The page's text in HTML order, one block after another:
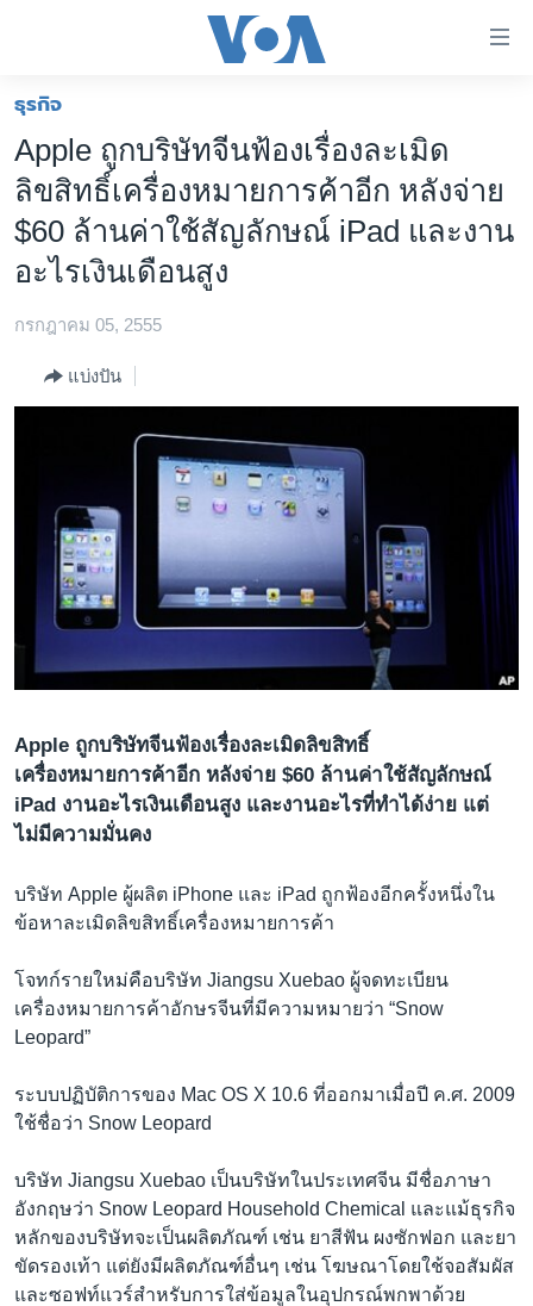
ต่อ
ข้าม
ไป
เนื้อหา
หลัก
ไป
ไป
หน้าหลัก
โลก
เอเชีย
สหรัฐฯ
ธุรกิจ
วิทยาศาสตร์
สังคมและสุขภาพ
ตรวจสอบข่าว
เรียนรู้ภาษาอังกฤษ
พอดคาสต์
เลือกภาษา
ธุรกิจ
Apple ถูกบริษัทจีนฟ้องเรื่องละเมิด
ลิขสิทธิ์เครื่องหมายการค้าอีก หลังจ่าย
$60 ล้านค่าใช้สัญลักษณ์ iPad และงาน
อะไรเงินเดือนสูง
กรกฎาคม 05, 2555
แบ่งปัน
Apple ถูกบริษัทจีนฟ้องเรื่องละเมิดลิขสิทธิ์
เครื่องหมายการค้าอีก หลังจ่าย $60 ล้านค่าใช้สัญลักษณ์
iPad งานอะไรเงินเดือนสูง และงานอะไรที่ทำได้ง่าย แต่
ไม่มีความมั่นคง
บริษัท Apple ผู้ผลิต iPhone และ iPad ถูกฟ้องอีกครั้งหนึ่งใน
ข้อหาละเมิดลิขสิทธิ์เครื่องหมายการค้า
โจทก์รายใหม่คือบริษัท Jiangsu Xuebao ผู้จดทะเบียน
เครื่องหมายการค้าอักษรจีนที่มีความหมายว่า “Snow
Leopard”
ระบบปฏิบัติการของ Mac OS X 10.6 ที่ออกมาเมื่อปี ค.ศ. 2009
ใช้ชื่อว่า Snow Leopard
บริษัท Jiangsu Xuebao เป็นบริษัทในประเทศจีน มีชื่อภาษา
อังกฤษว่า Snow Leopard Household Chemical และแม้ธุรกิจ
หลักของบริษัทจะเป็นผลิตภัณฑ์ เช่น ยาสีฟัน ผงซักฟอก และยา
ขัดรองเท้า แต่ยังมีผลิตภัณฑ์อื่นๆ เช่น โฆษณาโดยใช้จอสัมผัส
และซอฟท์แวร์สำหรับการใส่ข้อมูลในอุปกรณ์พกพาด้วย